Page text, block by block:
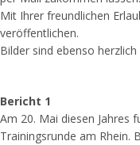
Mit Ihrer freundlichen
veröffentlichen.
Bilder sind ebenso
Bericht 1
Am 20. Mai diesen Jahres
Trainingsrunde am Rhein.